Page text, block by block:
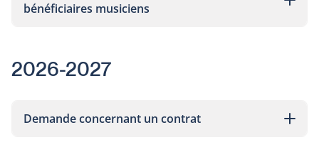
bénéficiaires musiciens
2026-2027
Demande concernant un contrat